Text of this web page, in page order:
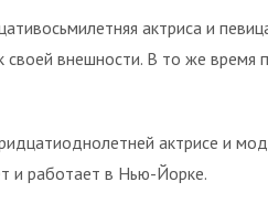
актриса и
своей внешности. В то же время
актрисе и
и работает в Нью-Йорке.